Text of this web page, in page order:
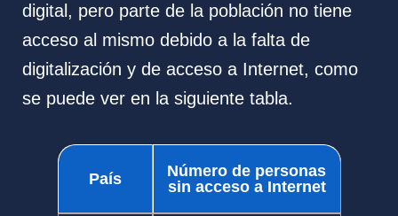
digital, pero parte de la población no tiene
acceso al mismo debido a la falta de
digitalización y de acceso a Internet, como
se puede ver en la siguiente tabla.
País
Número de personas
sin acceso a Internet